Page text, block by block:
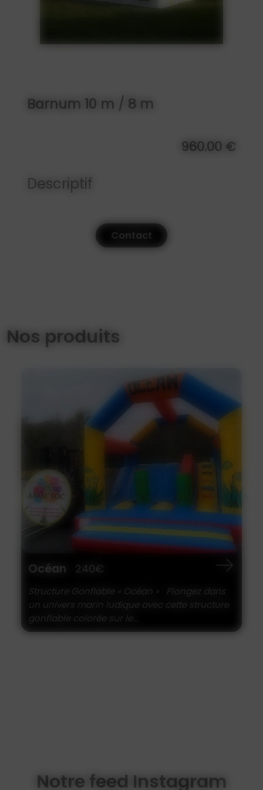
Barnum 10 m / 8 m
960.00 €
Descriptif
Contact
Nos produits
Océan 240€
Structure Gonflable « Océan » Plongez dans
un univers marin ludique avec cette structure
gonflable colorée sur le...
Notre feed Instagram